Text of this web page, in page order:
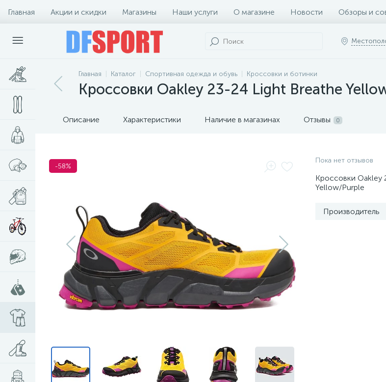
Главная Акции и скидки Магазины Наши услуги О магазине Новости Обзоры и
Главная Каталог Спортивная одежда и обувь Кроссовки и ботинки
Кроссовки Oakley 23-24 Light Breathe
Описание Характеристики Наличие в магазинах Отзывы 0
-58%
Пока нет отзывов
Кроссовки Oakley
Yellow/Purple
Производитель